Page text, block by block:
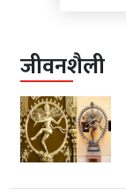
जीवनशैली